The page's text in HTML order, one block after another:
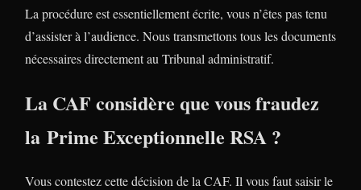
La procédure est essentiellement écrite, vous n’êtes pas tenu
d’assister à l’audience. Nous transmettons tous les documents
nécessaires directement au Tribunal administratif.
La CAF considère que vous fraudez
la Prime Exceptionnelle RSA ?
Vous contestez cette décision de la CAF. Il vous faut saisir le